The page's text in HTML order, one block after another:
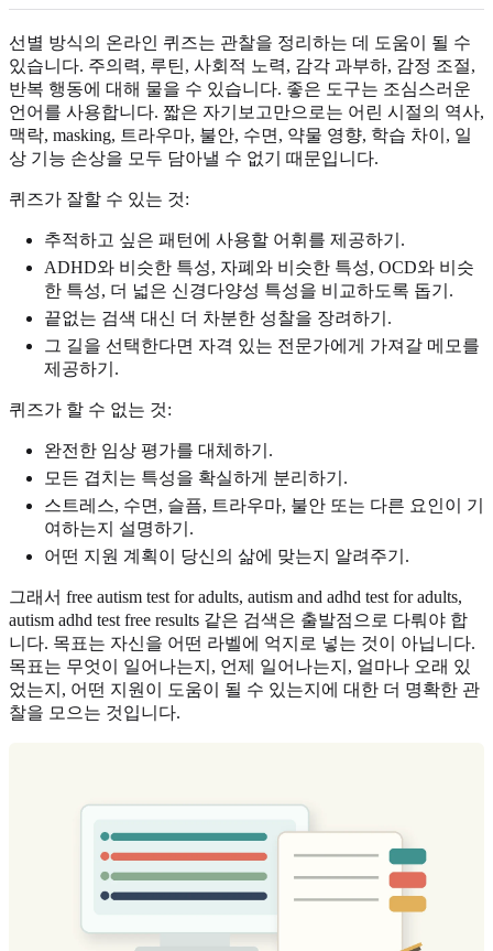
선별 방식의 온라인 퀴즈는 관찰을 정리하는 데 도움이 될 수
있습니다. 주의력, 루틴, 사회적 노력, 감각 과부하, 감정 조절,
반복 행동에 대해 물을 수 있습니다. 좋은 도구는 조심스러운
언어를 사용합니다. 짧은 자기보고만으로는 어린 시절의 역사,
맥락, masking, 트라우마, 불안, 수면, 약물 영향, 학습 차이, 일
상 기능 손상을 모두 담아낼 수 없기 때문입니다.
퀴즈가 잘할 수 있는 것:
추적하고 싶은 패턴에 사용할 어휘를 제공하기.
ADHD와 비슷한 특성, 자폐와 비슷한 특성, OCD와 비슷
한 특성, 더 넓은 신경다양성 특성을 비교하도록 돕기.
끝없는 검색 대신 더 차분한 성찰을 장려하기.
그 길을 선택한다면 자격 있는 전문가에게 가져갈 메모를
제공하기.
퀴즈가 할 수 없는 것:
완전한 임상 평가를 대체하기.
모든 겹치는 특성을 확실하게 분리하기.
스트레스, 수면, 슬픔, 트라우마, 불안 또는 다른 요인이 기
여하는지 설명하기.
어떤 지원 계획이 당신의 삶에 맞는지 알려주기.
그래서 free autism test for adults, autism and adhd test for adults,
autism adhd test free results 같은 검색은 출발점으로 다뤄야 합
니다. 목표는 자신을 어떤 라벨에 억지로 넣는 것이 아닙니다.
목표는 무엇이 일어나는지, 언제 일어나는지, 얼마나 오래 있
었는지, 어떤 지원이 도움이 될 수 있는지에 대한 더 명확한 관
찰을 모으는 것입니다.